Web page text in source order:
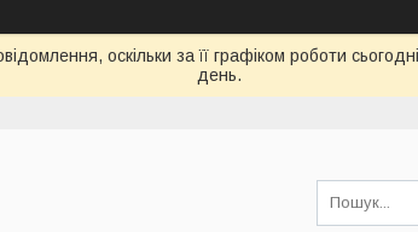
оскільки за її графіком роботи
день.